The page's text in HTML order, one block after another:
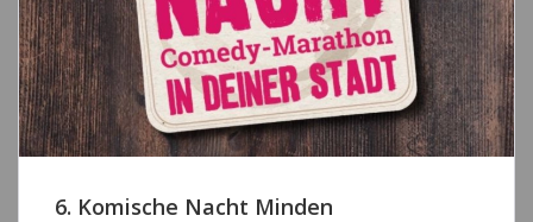
6. Komische Nacht Minden